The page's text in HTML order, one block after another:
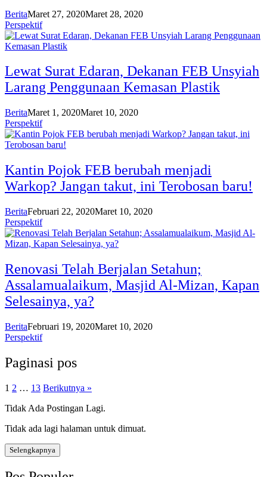
BeritaMaret 27, 2020Maret 28, 2020
Perspektif
Lewat Surat Edaran, Dekanan FEB Unsyiah
Larang Penggunaan Kemasan Plastik
BeritaMaret 1, 2020Maret 10, 2020
Perspektif
Kantin Pojok FEB berubah menjadi
Warkop? Jangan takut, ini Terobosan baru!
BeritaFebruari 22, 2020Maret 10, 2020
Perspektif
Renovasi Telah Berjalan Setahun;
Assalamualaikum, Masjid Al-Mizan, Kapan
Selesainya, ya?
BeritaFebruari 19, 2020Maret 10, 2020
Perspektif
Paginasi pos
1 2 … 13 Berikutnya »
Tidak Ada Postingan Lagi.
Tidak ada lagi halaman untuk dimuat.
Selengkapnya